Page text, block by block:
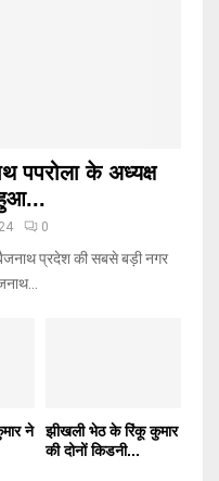
पपरोला के अध्यक्ष
हुआ...
0
प्रदेश की सबसे बड़ी नगर
ने
झीखली भेठ के रिंकू कुमार
की दोनों किडनी...